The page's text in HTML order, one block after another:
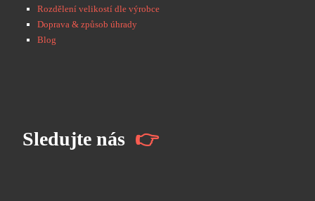
Rozdělení velikostí dle výrobce
Doprava & způsob úhrady
Blog
Sledujte nás 👉